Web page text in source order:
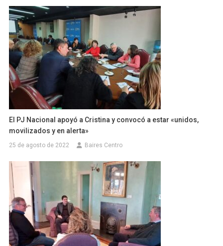
El PJ Nacional apoyó a Cristina y convocó a estar «unidos,
movilizados y en alerta»
25 de agosto de 2022 Baires Centro